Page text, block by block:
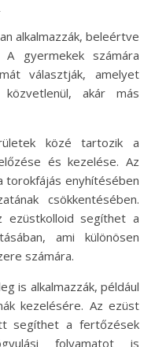
alkalmazzák, beleértve
gyermekek számára
választják, amelyet
akár más
közé tartozik a
és kezelése. Az
torokfájás enyhítésében
csökkentésében.
ezüstkolloid segíthet a
ami különösen
számára.
is alkalmazzák, például
kezelésére. Az ezüst
segíthet a fertőzések
folyamatot is